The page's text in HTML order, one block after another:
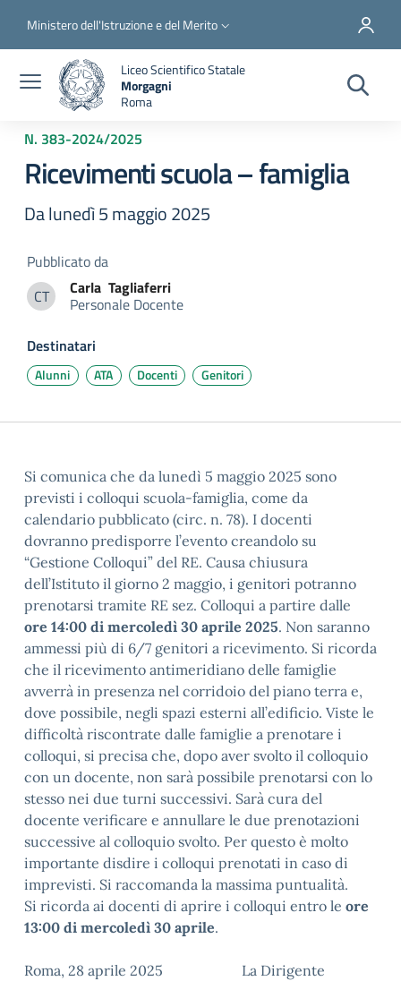
Slim top
Ministero dell'Istruzione e del Merito
Liceo Scientifico Statale
Morgagni
Roma
N. 383-2024/2025
Ricevimenti scuola – famiglia
Da lunedì 5 maggio 2025
Pubblicato da
CT
Carla Tagliaferri
Carla Tagliaferri
Personale Docente
Destinatari
Alunni ATA Docenti Genitori
Si comunica che da lunedì 5 maggio 2025 sono
previsti i colloqui scuola-famiglia, come da
calendario pubblicato (circ. n. 78). I docenti
dovranno predisporre l’evento creandolo su
“Gestione Colloqui” del RE. Causa chiusura
dell’Istituto il giorno 2 maggio, i genitori potranno
prenotarsi tramite RE sez. Colloqui a partire dalle
ore 14:00 di mercoledì 30 aprile 2025. Non saranno
ammessi più di 6/7 genitori a ricevimento. Si ricorda
che il ricevimento antimeridiano delle famiglie
avverrà in presenza nel corridoio del piano terra e,
dove possibile, negli spazi esterni all’edificio. Viste le
difficoltà riscontrate dalle famiglie a prenotare i
colloqui, si precisa che, dopo aver svolto il colloquio
con un docente, non sarà possibile prenotarsi con lo
stesso nei due turni successivi. Sarà cura del
docente verificare e annullare le due prenotazioni
successive al colloquio svolto. Per questo è molto
importante disdire i colloqui prenotati in caso di
imprevisti. Si raccomanda la massima puntualità.
Si ricorda ai docenti di aprire i colloqui entro le ore
13:00 di mercoledì 30 aprile.
Roma, 28 aprile 2025 La Dirigente